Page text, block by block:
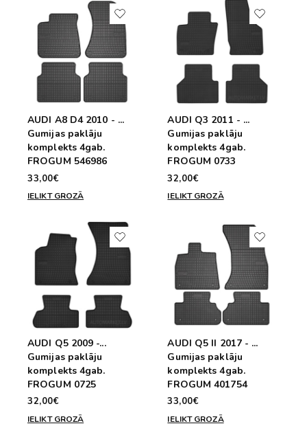
AUDI A8 D4 2010 - ...
Gumijas paklāju
komplekts 4gab.
FROGUM 546986
33,00€
IELIKT GROZĀ
AUDI Q3 2011 - ...
Gumijas paklāju
komplekts 4gab.
FROGUM 0733
32,00€
IELIKT GROZĀ
AUDI Q5 2009 -...
Gumijas paklāju
komplekts 4gab.
FROGUM 0725
32,00€
IELIKT GROZĀ
AUDI Q5 II 2017 - ...
Gumijas paklāju
komplekts 4gab.
FROGUM 401754
33,00€
IELIKT GROZĀ